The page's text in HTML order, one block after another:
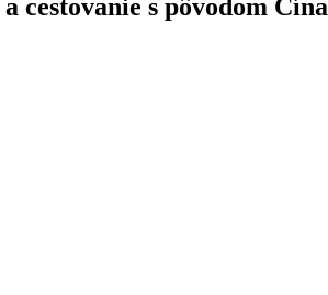
cestovanie s pôvodom Čína